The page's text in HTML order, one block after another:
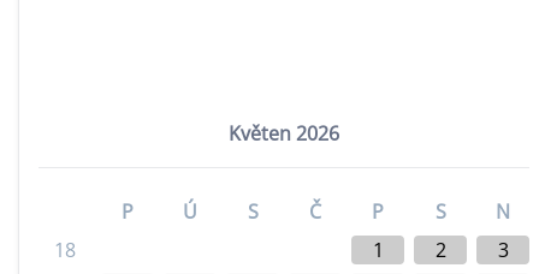
Květen 2026
P Ú S Č P S
N
18
1 2
3